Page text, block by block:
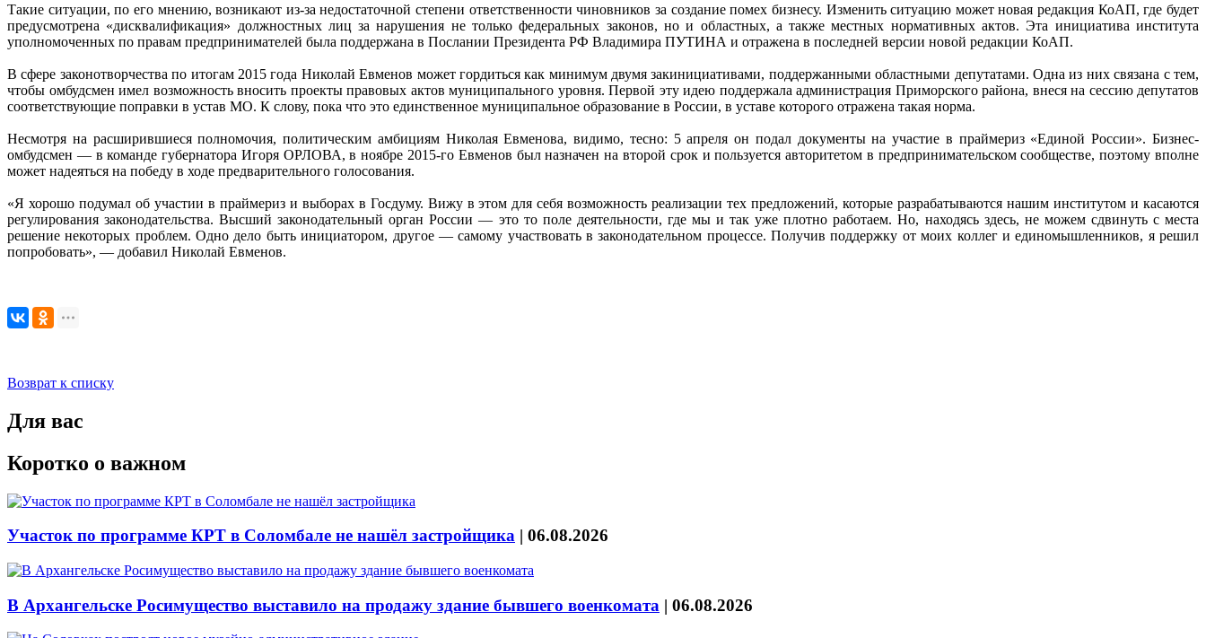
Такие ситуации, по его мнению, возникают из-за недостаточной степени ответственности чиновников за создание помех бизнесу. Изменить ситуацию может новая редакция КоАП, где будет
предусмотрена «дисквалификация» должностных лиц за нарушения не только федеральных законов, но и областных, а также местных нормативных актов. Эта инициатива института
уполномоченных по правам предпринимателей была поддержана в Послании Президента РФ Владимира ПУТИНА и отражена в последней версии новой редакции КоАП.
В сфере законотворчества по итогам 2015 года Николай Евменов может гордиться как минимум двумя закинициативами, поддержанными областными депутатами. Одна из них связана с тем,
чтобы омбудсмен имел возможность вносить проекты правовых актов муниципального уровня. Первой эту идею поддержала администрация Приморского района, внеся на сессию депутатов
соответствующие поправки в устав МО. К слову, пока что это единственное муниципальное образование в России, в уставе которого отражена такая норма.
Несмотря на расширившиеся полномочия, политическим амбициям Николая Евменова, видимо, тесно: 5 апреля он подал документы на участие в праймериз «Единой России». Бизнес-
омбудсмен — в команде губернатора Игоря ОРЛОВА, в ноябре 2015-го Евменов был назначен на второй срок и пользуется авторитетом в предпринимательском сообществе, поэтому вполне
может надеяться на победу в ходе предварительного голосования.
«Я хорошо подумал об участии в праймериз и выборах в Госдуму. Вижу в этом для себя возможность реализации тех предложений, которые разрабатываются нашим институтом и касаются
регулирования законодательства. Высший законодательный орган России — это то поле деятельности, где мы и так уже плотно работаем. Но, находясь здесь, не можем сдвинуть с места
решение некоторых проблем. Одно дело быть инициатором, другое — самому участвовать в законодательном процессе. Получив поддержку от моих коллег и единомышленников, я решил
попробовать», — добавил Николай Евменов.
Возврат к списку
Для вас
Коротко о важном
Участок по программе КРТ в Соломбале не нашёл застройщика | 06.08.2026
В Архангельске Росимущество выставило на продажу здание бывшего военкомата | 06.08.2026